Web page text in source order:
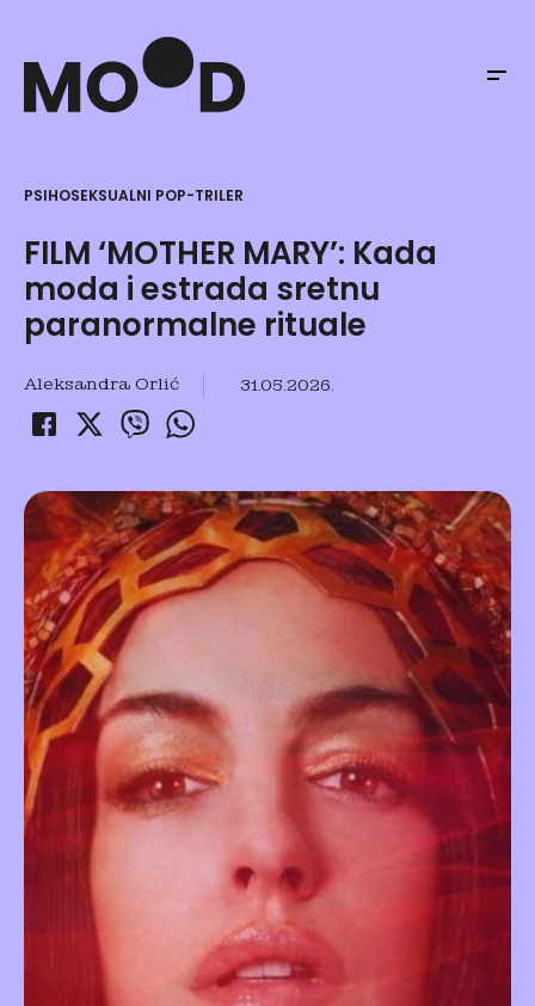
PSIHOSEKSUALNI POP-TRILER
FILM ‘MOTHER MARY’: Kada
moda i estrada sretnu
paranormalne rituale
Aleksandra Orlić 31.05.2026.